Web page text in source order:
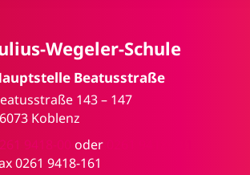
Wegeler-Schule
Beatusstraße
143 – 147
Koblenz
9418-00
oder
0261 9418-161